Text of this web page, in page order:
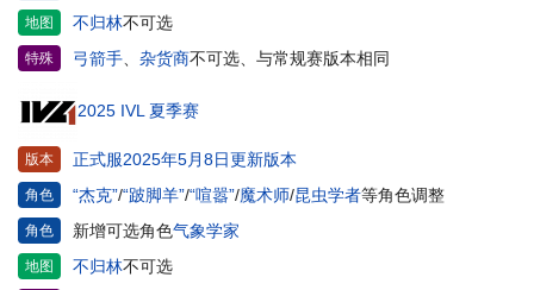
地图 不归林不可选
特殊 弓箭手 杂货商不可选、与常规赛版本相同
2025 IVL 夏季赛
版本 正式服2025年5月8日更新版本
角色 “杰克”/“跛脚羊”/“喧嚣”/魔术师/昆虫学者等角色调整
角色 新增可选角色气象学家
地图 不归林不可选